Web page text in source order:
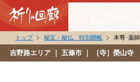
秘宝・秘仏特別開帳
トップ 秘宝・秘仏 特別開帳 本尊･薬
吉野路エリア ｜ 五條市 ｜ ［寺］榮山寺